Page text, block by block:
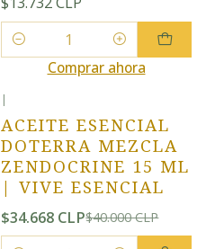
Cantidad
Comprar ahora
|
ACEITE ESENCIAL
DOTERRA MEZCLA
ZENDOCRINE 15 ML
| VIVE ESENCIAL
$34.668 CLP$40.000 CLP